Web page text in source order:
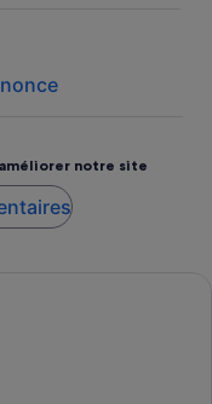
notre site